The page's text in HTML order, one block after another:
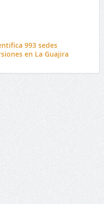
993 sedes
en La Guajira